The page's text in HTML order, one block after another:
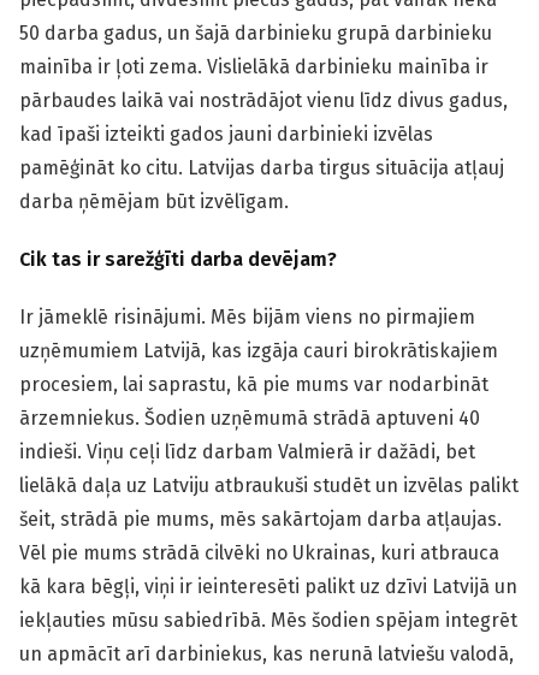
50 darba gadus, un šajā darbinieku grupā darbinieku
mainība ir ļoti zema. Vislielākā darbinieku mainība ir
pārbaudes laikā vai nostrādājot vienu līdz divus gadus,
kad īpaši izteikti gados jauni darbinieki izvēlas
pamēģināt ko citu. Latvijas darba tirgus situācija atļauj
darba ņēmējam būt izvēlīgam.
Cik tas ir sarežģīti darba devējam?
Ir jāmeklē risinājumi. Mēs bijām viens no pirmajiem
uzņēmumiem Latvijā, kas izgāja cauri birokrātiskajiem
procesiem, lai saprastu, kā pie mums var nodarbināt
ārzemniekus. Šodien uzņēmumā strādā aptuveni 40
indieši. Viņu ceļi līdz darbam Valmierā ir dažādi, bet
lielākā daļa uz Latviju atbraukuši studēt un izvēlas palikt
šeit, strādā pie mums, mēs sakārtojam darba atļaujas.
Vēl pie mums strādā cilvēki no Ukrainas, kuri atbrauca
kā kara bēgļi, viņi ir ieinteresēti palikt uz dzīvi Latvijā un
iekļauties mūsu sabiedrībā. Mēs šodien spējam integrēt
un apmācīt arī darbiniekus, kas nerunā latviešu valodā,